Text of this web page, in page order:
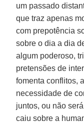
um passado
que traz apenas
com prepotência
sobre o dia a dia
algum poderoso,
pretensões de
fomenta conflitos,
necessidade de
juntos, ou não
caiu sobre a